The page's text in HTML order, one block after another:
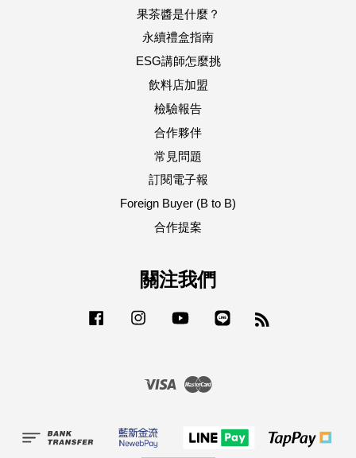
果茶醬是什麼？
永續禮盒指南
ESG講師怎麼挑
飲料店加盟
檢驗報告
合作夥伴
常見問題
訂閱電子報
Foreign Buyer (B to B)
合作提案
關注我們
Facebook Instagram YouTube
Visa